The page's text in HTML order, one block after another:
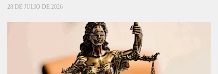
28 DE JULIO DE 2026